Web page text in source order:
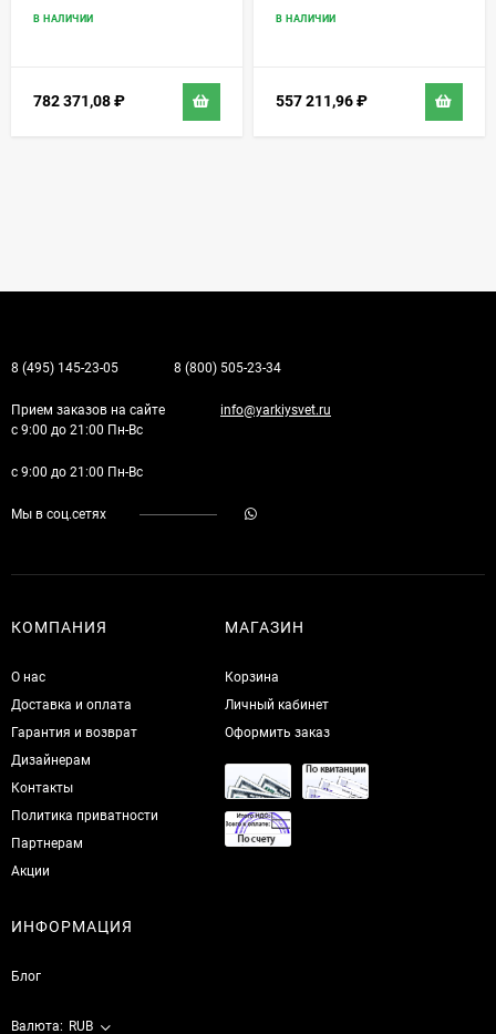
В НАЛИЧИИ
782 371,08₽
В НАЛИЧИИ
557 211,96₽
8 (495) 145-23-05 8 (800) 505-23-34
Прием заказов на сайте
с 9:00 до 21:00 Пн-Вс
info@yarkiysvet.ru
с 9:00 до 21:00 Пн-Вс
Мы в соц.сетях
КОМПАНИЯ
О нас
Доставка и оплата
Гарантия и возврат
Дизайнерам
Контакты
Политика приватности
Партнерам
Акции
МАГАЗИН
Корзина
Личный кабинет
Оформить заказ
ИНФОРМАЦИЯ
Блог
Валюта: RUB